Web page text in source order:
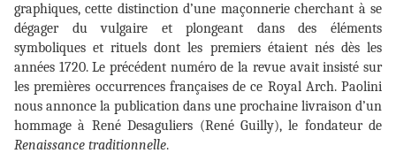
graphiques, cette distinction d’une maçonnerie cherchant à se
dégager du vulgaire et plongeant dans des éléments
symboliques et rituels dont les premiers étaient nés dès les
années 1720. Le précédent numéro de la revue avait insisté sur
les premières occurrences françaises de ce Royal Arch. Paolini
nous annonce la publication dans une prochaine livraison d’un
hommage à René Desaguliers (René Guilly), le fondateur de
Renaissance traditionnelle.